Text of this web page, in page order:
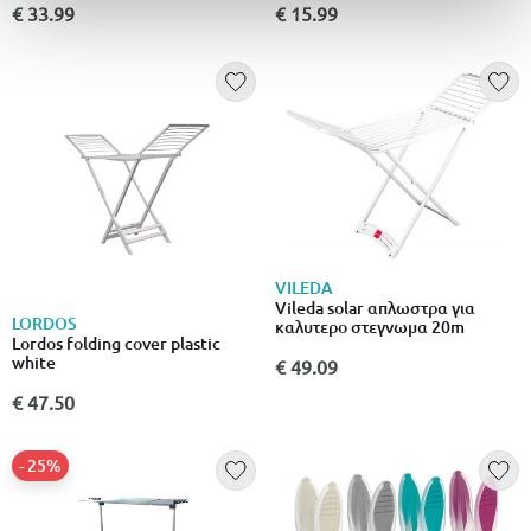
€ 33.99 € 15.99
LORDOS
Lordos folding cover plastic
white
€ 47.50
VILEDA
Vileda solar απλωστρα για
καλυτερο στεγνωμα 20m
€ 49.09
- 25%